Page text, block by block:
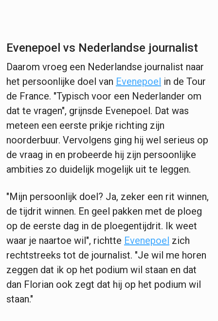
Evenepoel vs Nederlandse journalist
Daarom vroeg een Nederlandse journalist naar
het persoonlijke doel van Evenepoel in de Tour
de France. "Typisch voor een Nederlander om
dat te vragen", grijnsde Evenepoel. Dat was
meteen een eerste prikje richting zijn
noorderbuur. Vervolgens ging hij wel serieus op
de vraag in en probeerde hij zijn persoonlijke
ambities zo duidelijk mogelijk uit te leggen.
"Mijn persoonlijk doel? Ja, zeker een rit winnen,
de tijdrit winnen. En geel pakken met de ploeg
op de eerste dag in de ploegentijdrit. Ik weet
waar je naartoe wil", richtte Evenepoel zich
rechtstreeks tot de journalist. "Je wil me horen
zeggen dat ik op het podium wil staan en dat
dan Florian ook zegt dat hij op het podium wil
staan."